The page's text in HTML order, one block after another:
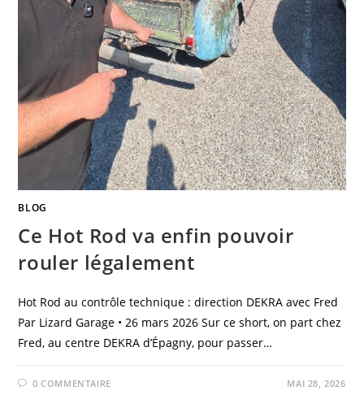
BLOG
Ce Hot Rod va enfin pouvoir
rouler légalement
Hot Rod au contrôle technique : direction DEKRA avec Fred
Par Lizard Garage • 26 mars 2026 Sur ce short, on part chez
Fred, au centre DEKRA d’Épagny, pour passer…
0 COMMENTAIRE MAI 28, 2026